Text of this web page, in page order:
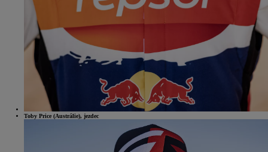
Toby Price (Austrálie), jezdec